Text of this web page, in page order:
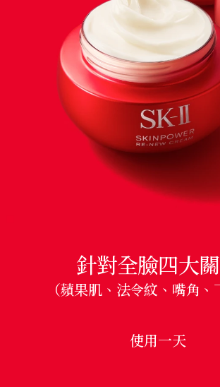
針對全臉四大
（蘋果肌、法令紋、嘴角、
使用一天